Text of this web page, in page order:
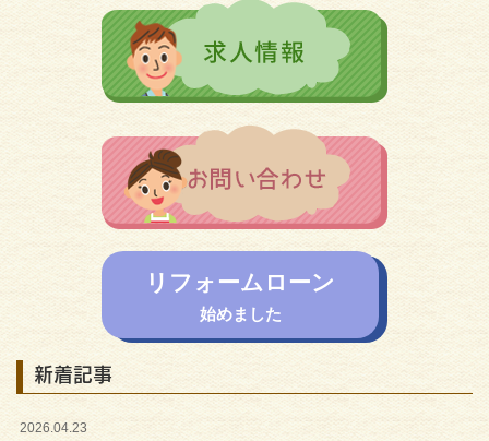
リフォームローン
始めました
新着記事
2026.04.23